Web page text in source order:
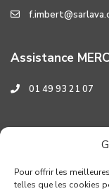
Pour offrir les
telles que les cookies
Assistance
01 49 93 21 07
Assistance